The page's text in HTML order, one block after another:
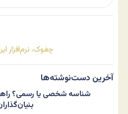
چغوک، نرم‌افزار
آخرین دست‌نوشته‌ها
شناسه شخصی یا رسمی؟